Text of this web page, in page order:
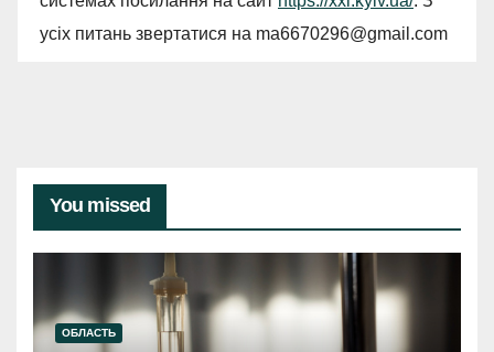
усіх питань звертатися на ma6670296@gmail.com
You missed
ОБЛАСТЬ